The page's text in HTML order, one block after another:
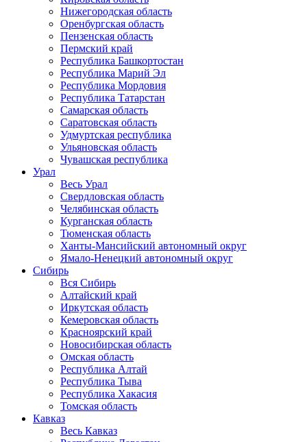
Нижегородская область
Оренбургская область
Пензенская область
Пермский край
Республика Башкортостан
Республика Марий Эл
Республика Мордовия
Республика Татарстан
Самарская область
Саратовская область
Удмуртская республика
Ульяновская область
Чувашская республика
Урал
Весь Урал
Свердловская область
Челябинская область
Курганская область
Тюменская область
Ханты-Мансийский автономный округ
Ямало-Ненецкий автономный округ
Сибирь
Вся Сибирь
Алтайский край
Иркутская область
Кемеровская область
Красноярский край
Новосибирская область
Омская область
Республика Алтай
Республика Тыва
Республика Хакасия
Томская область
Кавказ
Весь Кавказ